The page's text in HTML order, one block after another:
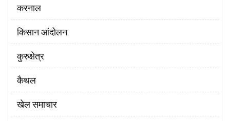
करनाल
किसान आंदोलन
कुरुक्षेत्र
कैथल
खेल समाचार